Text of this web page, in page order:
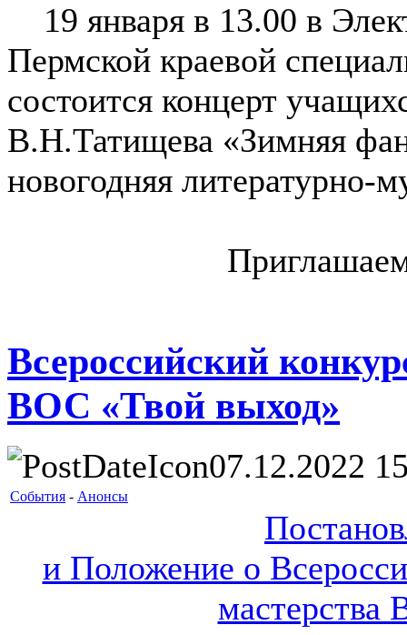
19 января в 13.00 в
Пермской краевой
состоится концерт
В.Н.Татищева «Зимняя
новогодняя литературно-
Всероссийский
ВОС «Твой выход»
07.12.2022
События - Анонсы
и Положение о